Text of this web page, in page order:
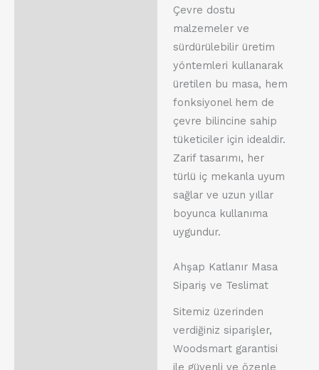
Çevre dostu
malzemeler ve
sürdürülebilir üretim
yöntemleri kullanarak
üretilen bu masa, hem
fonksiyonel hem de
çevre bilincine sahip
tüketiciler için idealdir.
Zarif tasarımı, her
türlü iç mekanla uyum
sağlar ve uzun yıllar
boyunca kullanıma
uygundur.
Ahşap Katlanır Masa
Sipariş ve Teslimat
Sitemiz üzerinden
verdiğiniz siparişler,
Woodsmart garantisi
ile güvenli ve özenle